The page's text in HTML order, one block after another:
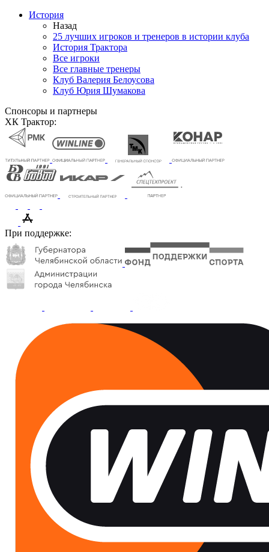
История
Назад
25 лучших игроков и тренеров в истории клуба
История Трактора
Все игроки
Все главные тренеры
Клуб Валерия Белоусова
Клуб Юрия Шумакова
Спонсоры и партнеры
ХК Трактор:
При поддержке: